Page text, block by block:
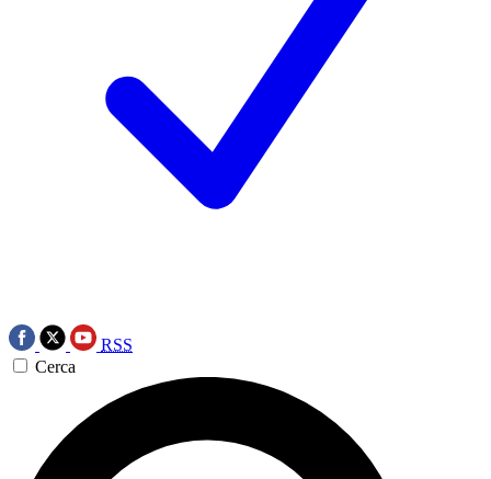
RSS
Cerca